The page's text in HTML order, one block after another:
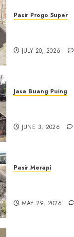
Pasir Progo Super
JULY 20, 2026
Jasa Buang Puing
JUNE 3, 2026
Pasir Merapi
MAY 29, 2026